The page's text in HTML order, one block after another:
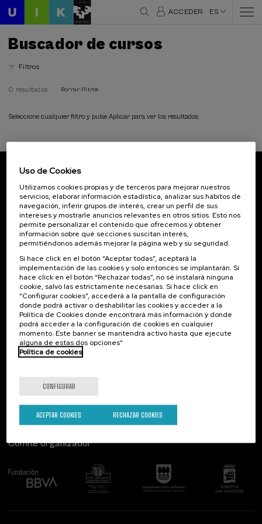
ACCEDER ES
Buscador de cursos
Filtros
0 resultados Borrar filtros
Seleccione cualquier filtro y pulse Aplicar para ver los resultados
Inscríbete para ser el primero/a en recibir las
novedades de UIK.
Suscribirse
Contacto
Palacio Miramar
Paseo de Miraconcha, 48
20007 Donostia / San Sebastián
Gipuzkoa, Spain
Contacta con nosotros
De interés...
Actividades anteriores
Comité organizador
Uso de Cookies
Utilizamos cookies propias y de terceros para mejorar nuestros
servicios, elaborar información estadística, analizar sus hábitos de
navegación, inferir grupos de interés, crear un perfil de sus
intereses y mostrarle anuncios relevantes en otros sitios. Esto nos
permite personalizar el contenido que ofrecemos y obtener
información sobre qué secciones suscitan interés,
permitiéndonos además mejorar la página web y su seguridad.
Si hace click en el botón “Aceptar todas”, aceptará la
implementación de las cookies y solo entonces se implantarán. Si
hace click en el botón “Rechazar todas”, no sé instalará ninguna
cookie, salvo las estrictamente necesarias. Si hace click en
“Configurar cookies”, accederá a la pantalla de configuración
donde podrá activar o deshabilitar las cookies y acceder a la
Política de Cookies donde encontrará más información y donde
podrá acceder a la configuración de cookies en cualquier
momento. Este banner se mantendrá activo hasta que ejecute
alguna de estas dos opciones”
Política de cookies
CONFIGURAR
RECHAZAR COOKIES
ACEPTAR COOKIES